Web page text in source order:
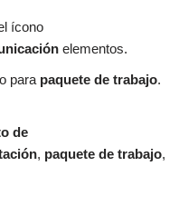
ícono
elementos.
para paquete de trabajo.
de
, paquete de trabajo,